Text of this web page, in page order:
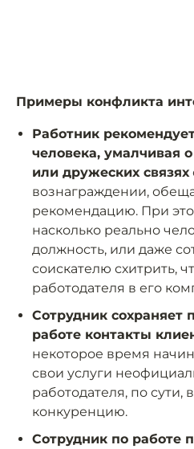
Примеры конфликта
Работник
человека, умалчивая
или дружеских связях
вознаграждении,
рекомендацию. При
насколько реально
должность, или даже
соискателю схитрить,
работодателя в его
Сотрудник сохраняет
работе контакты
некоторое время
свои услуги
работодателя, по сути,
конкуренцию.
Сотрудник по работе